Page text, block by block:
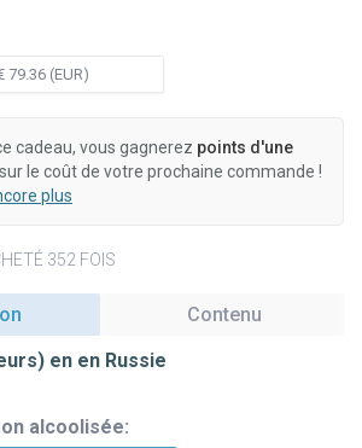
cadeau, vous gagnerez points d'une
sur le coût de votre prochaine commande !
plus
352 FOIS
Contenu
en en Russie
alcoolisée: